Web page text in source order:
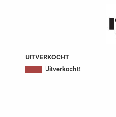
UITVERKOCHT
Uitverkocht!